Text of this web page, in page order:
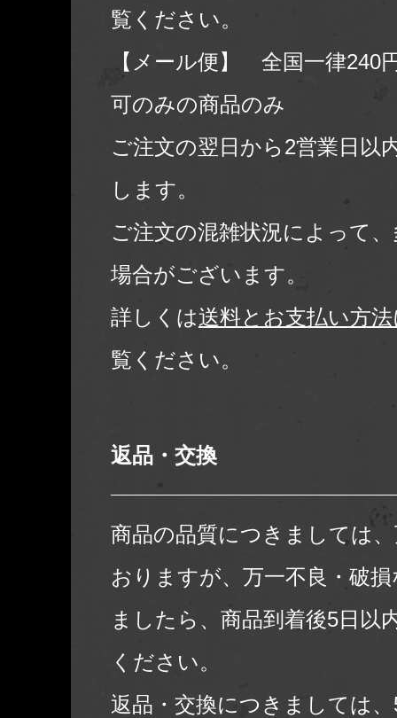
覧ください。
【メール便】 全国一律240
可のみの商品のみ
ご注文の翌日から2営業日以
します。
ご注文の混雑状況によって
場合がございます。
詳しくは送料とお支払い方
覧ください。
返品・交換
商品の品質につきましては
おりますが、万一不良・破
ましたら、商品到着後5日以
ください。
返品・交換につきましては